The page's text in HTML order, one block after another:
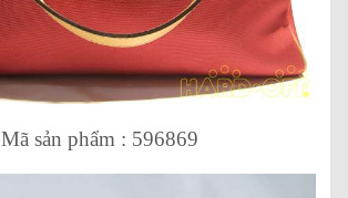
Mã sản phẩm : 596869